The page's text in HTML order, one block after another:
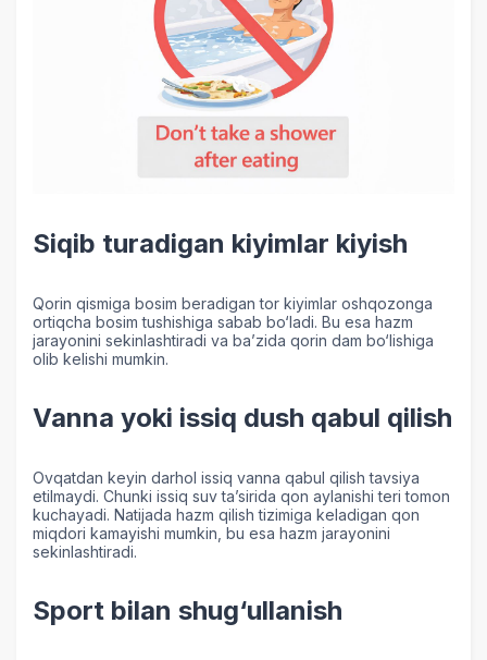
Siqib turadigan kiyimlar kiyish
Qorin qismiga bosim beradigan tor kiyimlar oshqozonga
ortiqcha bosim tushishiga sabab bo‘ladi. Bu esa hazm
jarayonini sekinlashtiradi va ba’zida qorin dam bo‘lishiga
olib kelishi mumkin.
Vanna yoki issiq dush qabul qilish
Ovqatdan keyin darhol issiq vanna qabul qilish tavsiya
etilmaydi. Chunki issiq suv ta’sirida qon aylanishi teri tomon
kuchayadi. Natijada hazm qilish tizimiga keladigan qon
miqdori kamayishi mumkin, bu esa hazm jarayonini
sekinlashtiradi.
Sport bilan shug‘ullanish